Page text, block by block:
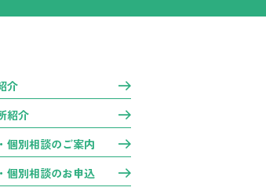
介
紹介
個別相談のご案内
個別相談のお申込